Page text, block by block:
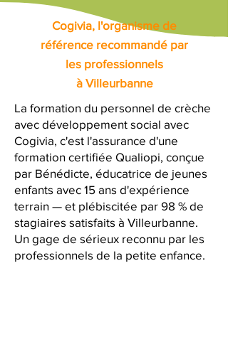
Cogivia, l'organisme de
référence recommandé par
les professionnels
à Villeurbanne
La formation du personnel de crèche
avec développement social avec
Cogivia, c'est l'assurance d'une
formation certifiée Qualiopi, conçue
par Bénédicte, éducatrice de jeunes
enfants avec 15 ans d'expérience
terrain — et plébiscitée par 98 % de
stagiaires satisfaits à Villeurbanne.
Un gage de sérieux reconnu par les
professionnels de la petite enfance.